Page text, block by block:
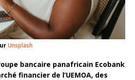
Unsplash
bancaire panafricain Ecobank
financier de l’UEMOA, des